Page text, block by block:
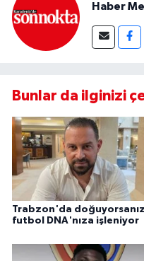
Haber
Bunlar da ilginizi
Trabzon'da doğuyorsanız
futbol DNA'nıza işleniyor